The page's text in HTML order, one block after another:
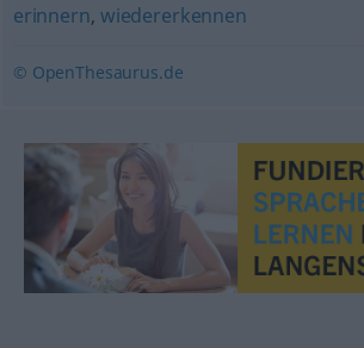
erinnern, wiedererkennen
© OpenThesaurus.de